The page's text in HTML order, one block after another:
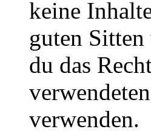
keine
guten
du das
verwenden.